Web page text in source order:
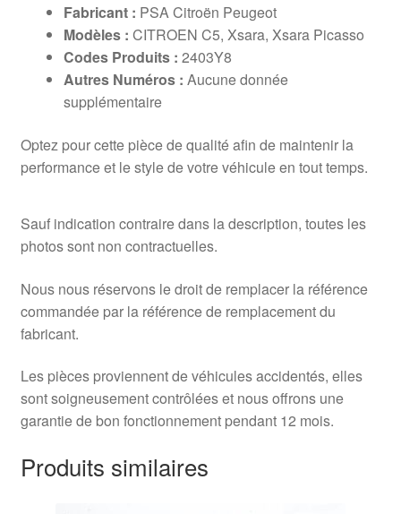
Fabricant : PSA Citroën Peugeot
Modèles : CITROEN C5, Xsara, Xsara Picasso
Codes Produits : 2403Y8
Autres Numéros : Aucune donnée
supplémentaire
Optez pour cette pièce de qualité afin de maintenir la
performance et le style de votre véhicule en tout temps.
Sauf indication contraire dans la description, toutes les
photos sont non contractuelles.
Nous nous réservons le droit de remplacer la référence
commandée par la référence de remplacement du
fabricant.
Les pièces proviennent de véhicules accidentés, elles
sont soigneusement contrôlées et nous offrons une
garantie de bon fonctionnement pendant 12 mois.
Produits similaires